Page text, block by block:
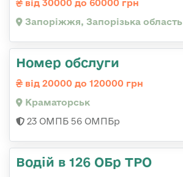
від 30000 до 60000 грн
Запоріжжя, Запорізька область
Номер обслуги
від 20000 до 120000 грн
Краматорськ
23 ОМПБ 56 ОМПБр
Водій в 126 ОБр ТРО